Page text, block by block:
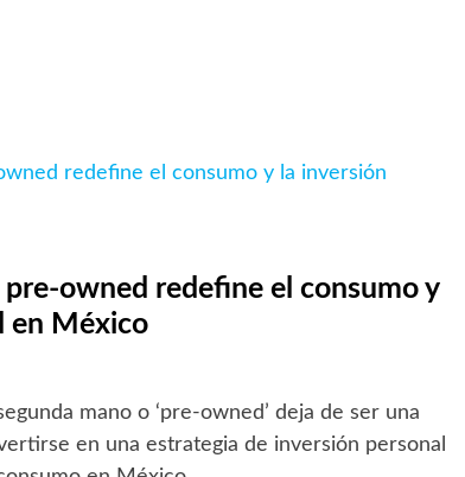
pre-owned redefine el consumo y
en México
mano o ‘pre-owned’ deja de ser una
en una estrategia de inversión personal